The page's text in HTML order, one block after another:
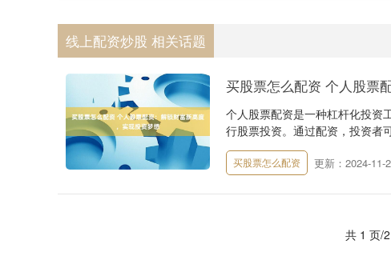
线上配资炒股 相关话题
买股票怎么配资 个人股票
个人股票配资是一种杠杆化投资
行股票投资。通过配资，投资者
买股票怎么配资 更新：2024-11-
共 1 页/